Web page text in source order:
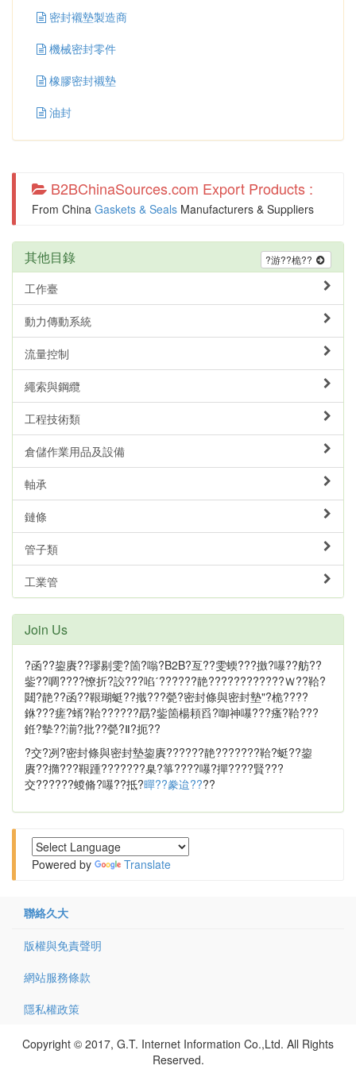
密封襯墊製造商
機械密封零件
橡膠密封襯墊
油封
B2BChinaSources.com Export Products :
From China Gaskets & Seals Manufacturers & Suppliers
?游??桅??
其他目錄
工作臺
動力傳動系統
流量控制
繩索與鋼纜
工程技術類
倉儲作業用品及設備
軸承
鏈條
管子類
工業管
Join Us
?函??鋆賡??璆剔雯?箇?嗡?B2B?亙??雯蝡???撽?嚗??舫??
鈭??啁????憭折?詨???啗ˊ??????靘????????????Ｗ??鞈?
閮?靘??函??鞎瑚蜓??撠???甇?密封條與密封墊"?桅????
銝???瘥?蝑?鞈??????勗?鈭箇楊頛舀?啣神嚗???瘙?鞈???
銋?摰??湔?批??甇?Ⅱ?扼??
?交?冽?密封條與密封墊鋆賡??????靘???????鞈?蜓??鋆
賡??撱???鞎踵???????臬?箏????嚗?撣????賢???
交??????蝬脩?嚗??抵?暺??豢迨????
Powered by Translate
聯絡久大
版權與免責聲明
網站服務條款
隱私權政策
Copyright © 2017, G.T. Internet Information Co.,Ltd. All Rights
Reserved.